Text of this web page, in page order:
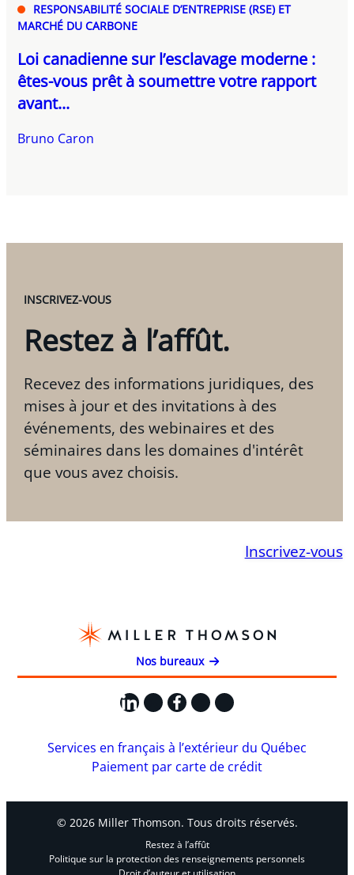
RESPONSABILITÉ SOCIALE D’ENTREPRISE (RSE) ET
MARCHÉ DU CARBONE
Loi canadienne sur l’esclavage moderne :
êtes-vous prêt à soumettre votre rapport
avant...
Bruno Caron
INSCRIVEZ-VOUS
Restez à l’affût.
Recevez des informations juridiques, des
mises à jour et des invitations à des
événements, des webinaires et des
séminaires dans les domaines d'intérêt
que vous avez choisis.
Inscrivez-vous
Nos bureaux
LinkedIn
X Facebook
Instagram
YouTube
Services en français à l’extérieur du Québec
Paiement par carte de crédit
© 2026 Miller Thomson. Tous droits réservés.
Restez à l’affût
Politique sur la protection des renseignements personnels